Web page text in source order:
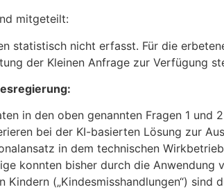
mitgeteilt:
statistisch nicht erfasst. Für die
der Kleinen Anfrage zur Verfügung
in den oben genannten Fragen 1 und
bei der KI-basierten Lösung zur
in dem technischen
konnten bisher durch die
Kindern („Kindesmisshandlungen“)